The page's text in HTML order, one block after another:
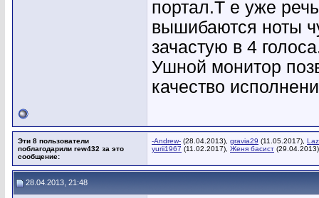
портал.Т е уже
вышибаются ноты
зачастую в 4
Ушной монитор
качество
Эти 8 пользователи
поблагодарили rew432 за это
сообщение:
-Andrew- (28.04.2013), gravia29 (11.05.2017),
yurii1967 (11.02.2017), Женя басист (29.04.2013)
28.04.2013, 21:48